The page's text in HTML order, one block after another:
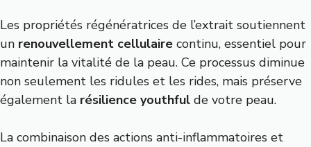
Les propriétés régénératrices de l’extrait soutiennent
un renouvellement cellulaire continu, essentiel pour
maintenir la vitalité de la peau. Ce processus diminue
non seulement les ridules et les rides, mais préserve
également la résilience youthful de votre peau.
La combinaison des actions anti-inflammatoires et